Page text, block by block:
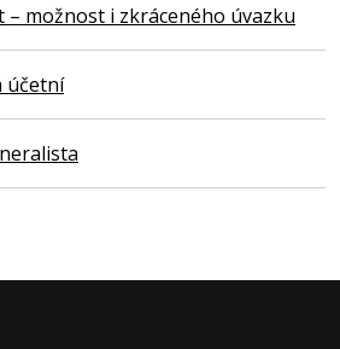
– možnost i zkráceného úvazku
účetní